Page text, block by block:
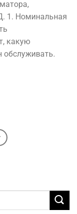
1. Номинальная
какую
обслуживать.